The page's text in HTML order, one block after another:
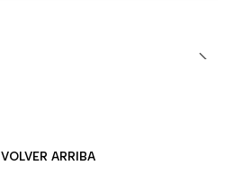
VOLVER ARRIBA